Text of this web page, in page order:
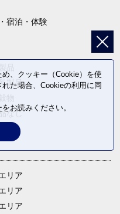
宿泊・体験
製品
なし
リア
リア
リア
、クッキー（Cookie）を使
た場合、Cookieの利用に同
をお読みください。